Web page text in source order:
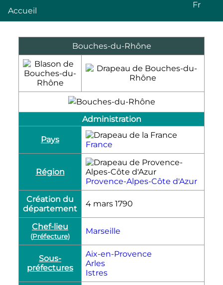
Accueil
Fr
Bouches-du-Rhône
Administration
Pays
France
Région
Provence-Alpes-Côte d'Azur
Création du
département
4 mars 1790
Chef-lieu
(Préfecture)
Marseille
Sous-
préfectures
Aix-en-Provence
Arles
Istres